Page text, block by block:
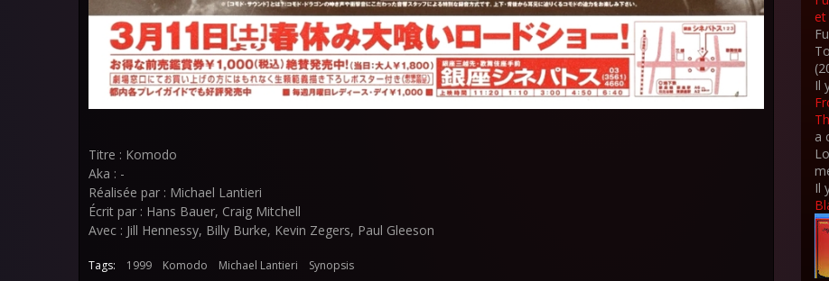
Titre : Komodo
Aka : -
Réalisée par : Michael Lantieri
Écrit par : Hans Bauer, Craig Mitchell
Avec : Jill Hennessy, Billy Burke, Kevin Zegers, Paul Gleeson
Tags: 1999 Komodo Michael Lantieri Synopsis
et
Il
a
Il